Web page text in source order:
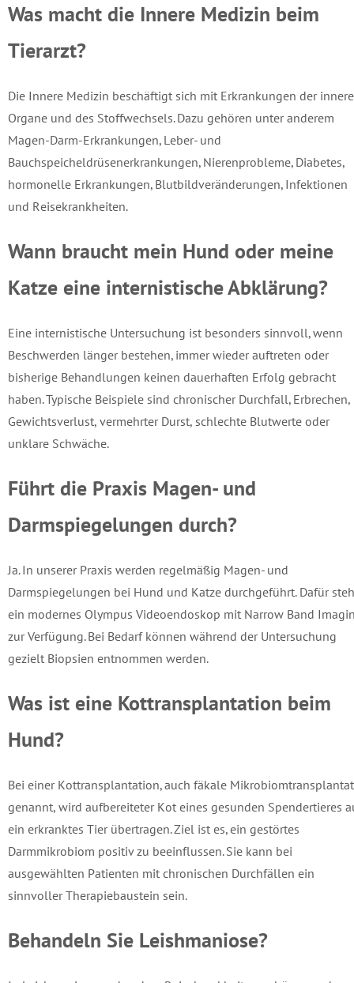
Was macht die Innere Medizin beim
Tierarzt?
Die Innere Medizin beschäftigt sich mit Erkrankungen der
Organe und des Stoffwechsels. Dazu gehören unter anderem
Magen-Darm-Erkrankungen, Leber- und
Bauchspeicheldrüsenerkrankungen, Nierenprobleme, Diabetes,
hormonelle Erkrankungen, Blutbildveränderungen, Infektionen
und Reisekrankheiten.
Wann braucht mein Hund oder meine
Katze eine internistische Abklärung?
Eine internistische Untersuchung ist besonders sinnvoll, wenn
Beschwerden länger bestehen, immer wieder auftreten oder
bisherige Behandlungen keinen dauerhaften Erfolg gebracht
haben. Typische Beispiele sind chronischer Durchfall, Erbrechen,
Gewichtsverlust, vermehrter Durst, schlechte Blutwerte oder
unklare Schwäche.
Führt die Praxis Magen- und
Darmspiegelungen durch?
Ja. In unserer Praxis werden regelmäßig Magen- und
Darmspiegelungen bei Hund und Katze durchgeführt. Dafür
ein modernes Olympus Videoendoskop mit Narrow Band
zur Verfügung. Bei Bedarf können während der Untersuchung
gezielt Biopsien entnommen werden.
Was ist eine Kottransplantation beim
Hund?
Bei einer Kottransplantation, auch fäkale
genannt, wird aufbereiteter Kot eines gesunden Spendertieres
ein erkranktes Tier übertragen. Ziel ist es, ein gestörtes
Darmmikrobiom positiv zu beeinflussen. Sie kann bei
ausgewählten Patienten mit chronischen Durchfällen ein
sinnvoller Therapiebaustein sein.
Behandeln Sie Leishmaniose?